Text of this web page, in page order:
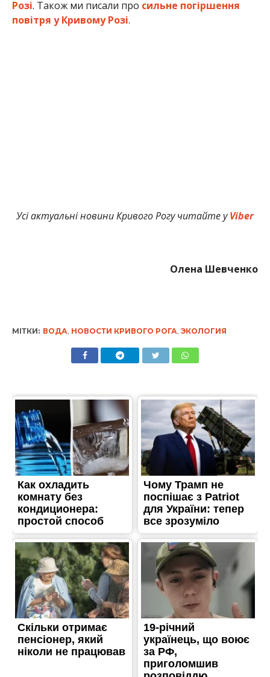
Розі. Також ми писали про сильне погіршення
повітря у Кривому Розі.
Усі актуальні новини Кривого Рогу читайте уViber
Олена Шевченко
МІТКИ: ВОДА НОВОСТИ КРИВОГО РОГА ЭКОЛОГИЯ